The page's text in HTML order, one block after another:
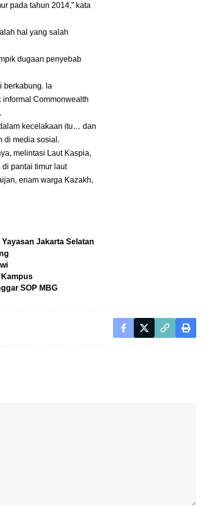
pada tahun 2014,” kata
hal yang salah
dugaan penyebab
berkabung. Ia
Commonwealth
kecelakaan itu… dan
di media sosial.
melintasi Laut Kaspia,
pantai timur laut
enam warga Kazakh,
Jakarta Selatan
Kampus
SOP MBG